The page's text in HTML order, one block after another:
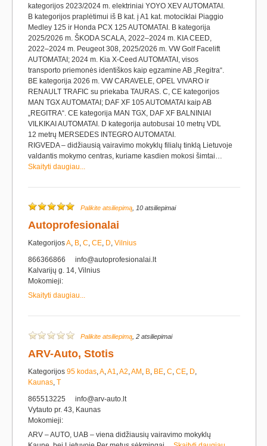
kategorijos 2023/2024 m. elektriniai YOYO XEV AUTOMATAI.
B kategorijos praplėtimui iš B kat. į A1 kat. motociklai Piaggio
Medley 125 ir Honda PCX 125 AUTOMATAI. B kategorija
2025/2026 m. ŠKODA SCALA, 2022–2024 m. KIA CEED,
2022–2024 m. Peugeot 308, 2025/2026 m. VW Golf Facelift
AUTOMATAI; 2024 m. Kia X-Ceed AUTOMATAI, visos
transporto priemonės identiškos kaip egzamine AB „Regitra“.
BE kategorija 2026 m. VW CARAVELE, OPEL VIVARO ir
RENAULT TRAFIC su priekaba TAURAS. C, CE kategorijos
MAN TGX AUTOMATAI; DAF XF 105 AUTOMATAI kaip AB
„REGITRA“. CE kategorija MAN TGX, DAF XF BALNINIAI
VILKIKAI AUTOMATAI. D kategorija autobusai 10 metrų VDL
12 metrų MERSEDES INTEGRO AUTOMATAI.
RIGVEDA – didžiausią vairavimo mokyklų filialų tinklą Lietuvoje
valdantis mokymo centras, kuriame kasdien mokosi šimtai…
Skaityti daugiau...
Palikite atsiliepimą , 10 atsiliepimai
Autoprofesionalai
KategorijosA, B, C, CE, D, Vilnius
866366866
info@autoprofesionalai.lt
Kalvarijų g. 14, Vilnius
Mokomieji:
Skaityti daugiau...
Palikite atsiliepimą , 2 atsiliepimai
ARV-Auto, Stotis
Kategorijos 95 kodas,A,A1,A2,AM , B, BE, C, CE, D,
Kaunas, T
865513225
info@arv-auto.lt
Vytauto pr. 43, Kaunas
Mokomieji:
ARV – AUTO, UAB – viena didžiausių vairavimo mokyklų